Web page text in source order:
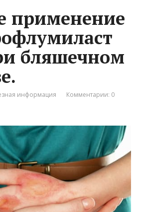
применение
бляшечном
информация Комментарии: 0